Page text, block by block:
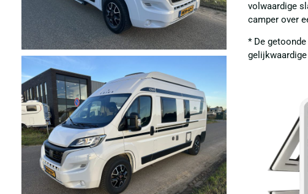
volwaardige
camper over
* De